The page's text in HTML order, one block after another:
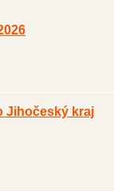
Jihočeský kraj